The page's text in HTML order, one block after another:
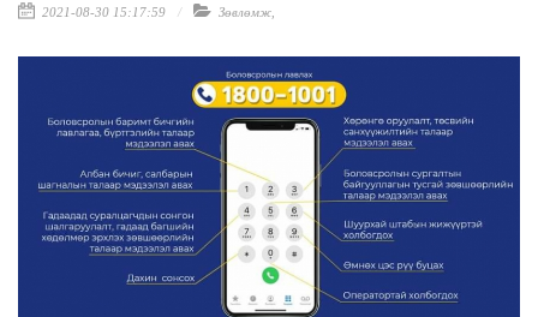
2021-08-30 15:17:59 Зөвлөмж